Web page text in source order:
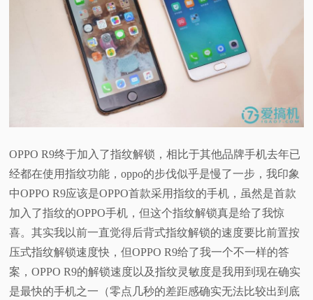
OPPO R9终于加入了指纹解锁，相比于其他品牌手机去年已
经都在使用指纹功能，oppo的步伐似乎是慢了一步，我印象
中OPPO R9应该是OPPO首款采用指纹的手机，虽然是首款
加入了指纹的OPPO手机，但这个指纹解锁真是给了我惊
喜。其实我以前一直觉得后背式指纹解锁的速度要比前置按
压式指纹解锁速度快，但OPPO R9给了我一个不一样的答
案，OPPO R9的解锁速度以及指纹灵敏度是我用到现在确实
是最快的手机之一（零点几秒的差距感确实无法比较出到底